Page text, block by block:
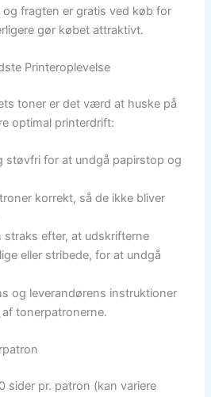
fragten er gratis ved køb for
gør købet attraktivt.
Printeroplevelse
toner er det værd at huske på
optimal printerdrift:
støvfri for at undgå papirstop og
korrekt, så de ikke bliver
efter, at udskrifterne
eller stribede, for at undgå
og leverandørens instruktioner
tonerpatronerne.
sider pr. patron (kan variere